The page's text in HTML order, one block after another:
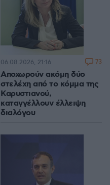
Αποχωρούν ακόμη δύο
στελέχη από το κόμμα της
Καρυστιανού,
καταγγέλλουν έλλειψη
διαλόγου
06.08.2026, 21:16 73